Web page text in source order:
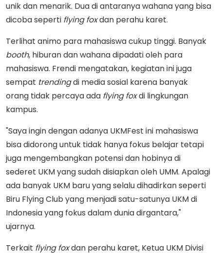
unik dan menarik. Dua di antaranya wahana yang bisa
dicoba seperti flying foxdan perahu karet.
Terlihat animo para mahasiswa cukup tinggi. Banyak
booth, hiburan dan wahana dipadati oleh para
mahasiswa. Frendi mengatakan, kegiatan ini juga
sempat trendingdi media sosial karena banyak
orang tidak percaya ada flying foxdi lingkungan
kampus.
"Saya ingin dengan adanya UKMFest ini mahasiswa
bisa didorong untuk tidak hanya fokus belajar tetapi
juga mengembangkan potensi dan hobinya di
sederet UKM yang sudah disiapkan oleh UMM. Apalagi
ada banyak UKM baru yang selalu dihadirkan seperti
Biru Flying Club yang menjadi satu-satunya UKM di
Indonesia yang fokus dalam dunia dirgantara,"
ujarnya.
Terkait flying foxdan perahu karet, Ketua UKM Divisi